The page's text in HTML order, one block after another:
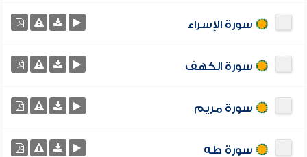
سورة الإسراء
سورة الكهف
سورة مريم
سورة طه